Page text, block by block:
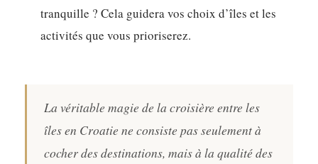
tranquille ? Cela guidera vos choix d’îles et les
activités que vous prioriserez.
La véritable magie de la croisière entre les
îles en Croatie ne consiste pas seulement à
cocher des destinations, mais à la qualité des